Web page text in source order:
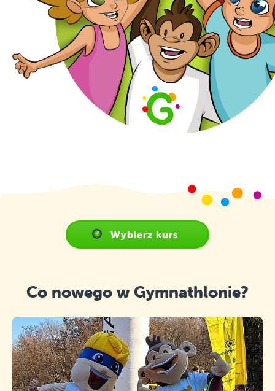
Wybierz kurs
Co nowego w Gymnathlonie?